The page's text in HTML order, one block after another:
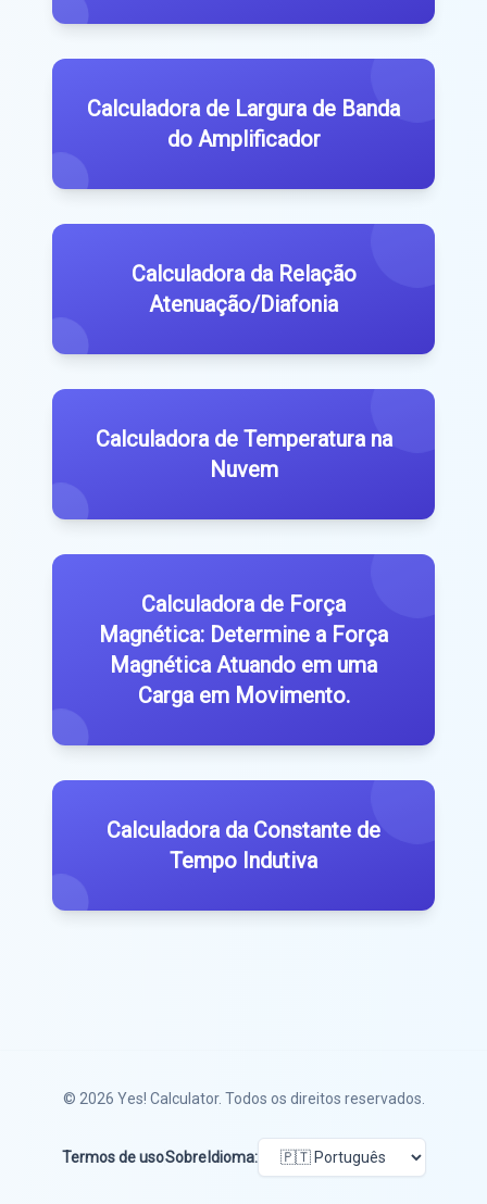
Calculadora de Largura de Banda
do Amplificador
Calculadora da Relação
Atenuação/Diafonia
Calculadora de Temperatura na
Nuvem
Calculadora de Força
Magnética: Determine a Força
Magnética Atuando em uma
Carga em Movimento.
Calculadora da Constante de
Tempo Indutiva
© 2026 Yes! Calculator. Todos os direitos reservados.
Termos de usoSobre Idioma: